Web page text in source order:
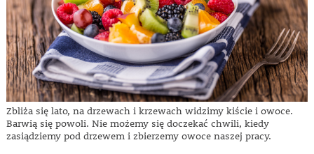
Zbliża się lato, na drzewach i krzewach widzimy kiście i owoce.
Barwią się powoli. Nie możemy się doczekać chwili, kiedy
zasiądziemy pod drzewem i zbierzemy owoce naszej pracy.